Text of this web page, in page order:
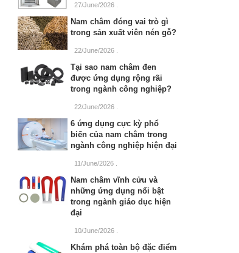
27/June/2026
Nam châm đóng vai trò gì
trong sản xuất viên nén gỗ?
22/June/2026
Tại sao nam châm đen
được ứng dụng rộng rãi
trong ngành công nghiệp?
22/June/2026
6 ứng dụng cực kỳ phổ
biến của nam châm trong
ngành công nghiệp hiện đại
11/June/2026
Nam châm vĩnh cửu và
những ứng dụng nổi bật
trong ngành giáo dục hiện
đại
10/June/2026
Khám phá toàn bộ đặc điểm